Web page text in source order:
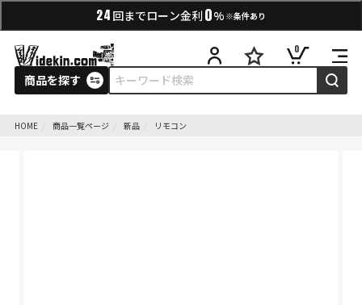
24 回までローン金利 0% ※条件あり
商品を探す
0
HOME 商品一覧ページ 新品 リモコン